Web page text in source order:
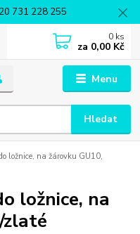
731 228 255
Menu
Hledat
0 ks
za 0,00 Kč
ložnice, na žárovku GU10,
ložnice, na